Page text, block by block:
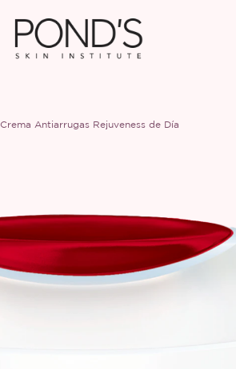
Crema Antiarrugas Rejuveness de Día